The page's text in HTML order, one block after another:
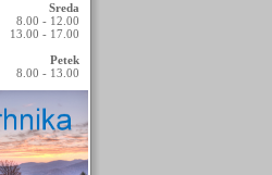
Sreda
8.00 - 12.00
13.00 - 17.00
Petek
8.00 - 13.00